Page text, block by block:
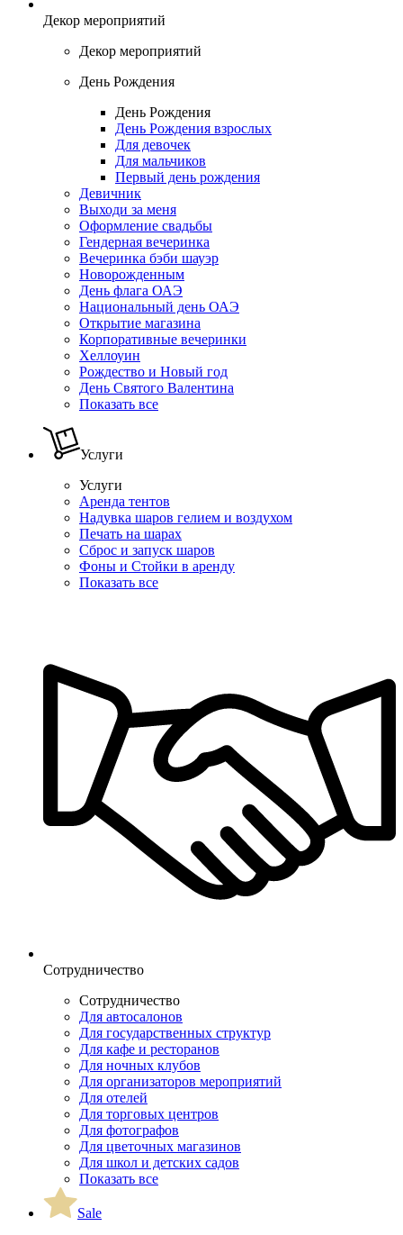
Декор мероприятий
Декор мероприятий
День Рождения
День Рождения
День Рождения взрослых
Для девочек
Для мальчиков
Первый день рождения
Девичник
Выходи за меня
Оформление свадьбы
Гендерная вечеринка
Вечеринка бэби шауэр
Новорожденным
День флага ОАЭ
Национальный день ОАЭ
Открытие магазина
Корпоративные вечеринки
Хеллоуин
Рождество и Новый год
День Святого Валентина
Показать все
Услуги
Услуги
Аренда тентов
Надувка шаров гелием и воздухом
Печать на шарах
Сброс и запуск шаров
Фоны и Стойки в аренду
Показать все
Сотрудничество
Сотрудничество
Для автосалонов
Для государственных структур
Для кафе и ресторанов
Для ночных клубов
Для организаторов мероприятий
Для отелей
Для торговых центров
Для фотографов
Для цветочных магазинов
Для школ и детских садов
Показать все
Sale